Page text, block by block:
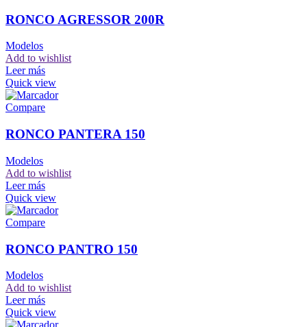
RONCO AGRESSOR 200R
Modelos
Add to wishlist
Leer más
Quick view
Compare
RONCO PANTERA 150
Modelos
Add to wishlist
Leer más
Quick view
Compare
RONCO PANTRO 150
Modelos
Add to wishlist
Leer más
Quick view